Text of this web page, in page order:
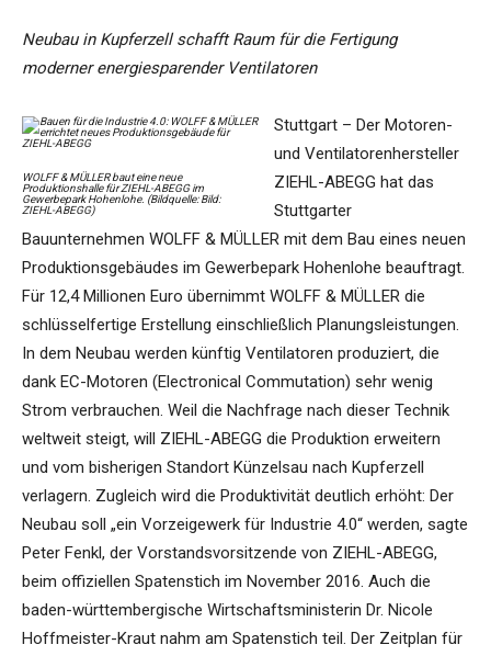
Neubau in Kupferzell schafft Raum für die Fertigung
moderner energiesparender Ventilatoren
WOLFF & MÜLLER baut eine neue
Produktionshalle für ZIEHL-ABEGG im
Gewerbepark Hohenlohe. (Bildquelle: Bild:
ZIEHL-ABEGG)
Stuttgart – Der Motoren-
und Ventilatorenhersteller
ZIEHL-ABEGG hat das
Stuttgarter
Bauunternehmen WOLFF & MÜLLER mit dem Bau eines neuen
Produktionsgebäudes im Gewerbepark Hohenlohe beauftragt.
Für 12,4 Millionen Euro übernimmt WOLFF & MÜLLER die
schlüsselfertige Erstellung einschließlich Planungsleistungen.
In dem Neubau werden künftig Ventilatoren produziert, die
dank EC-Motoren (Electronical Commutation) sehr wenig
Strom verbrauchen. Weil die Nachfrage nach dieser Technik
weltweit steigt, will ZIEHL-ABEGG die Produktion erweitern
und vom bisherigen Standort Künzelsau nach Kupferzell
verlagern. Zugleich wird die Produktivität deutlich erhöht: Der
Neubau soll „ein Vorzeigewerk für Industrie 4.0“ werden, sagte
Peter Fenkl, der Vorstandsvorsitzende von ZIEHL-ABEGG,
beim offiziellen Spatenstich im November 2016. Auch die
baden-württembergische Wirtschaftsministerin Dr. Nicole
Hoffmeister-Kraut nahm am Spatenstich teil. Der Zeitplan für